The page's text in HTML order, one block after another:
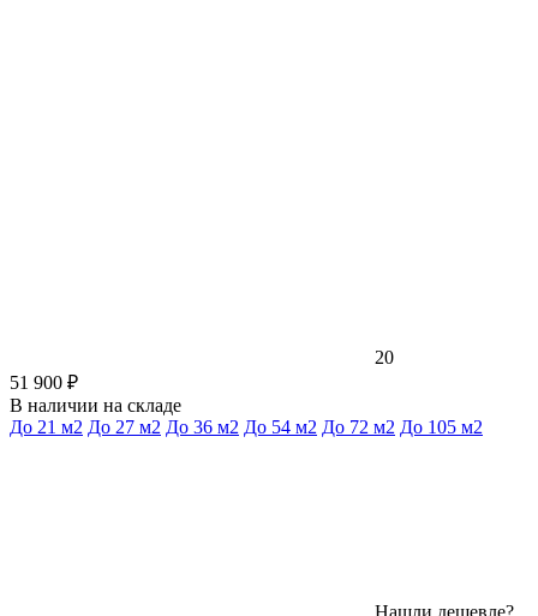
20
51 900 ₽
В наличии на складе
До 21 м2 До 27 м2 До 36 м2 До 54 м2 До 72 м2 До 105 м2
Нашли дешевле?